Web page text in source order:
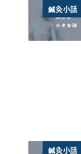
鍼灸小話
鍼灸小話